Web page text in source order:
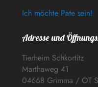
Ich möchte Pate sein!
Adresse und
Tierheim Schkortitz
Marthaweg 41
04668 Grimma / OT